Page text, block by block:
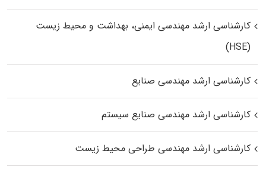
کارشناسی ارشد مهندسی ایمنی، بهداشت و محیط زیست
(HSE)
کارشناسی ارشد مهندسی صنایع
کارشناسی ارشد مهندسی صنایع سیستم
کارشناسی ارشد مهندسی طراحی محیط زیست